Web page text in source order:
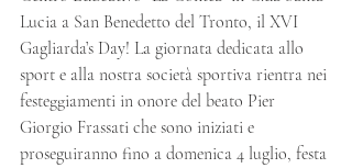
Lucia a San Benedetto del Tronto, il XVI
Gagliarda’s Day! La giornata dedicata allo
sport e alla nostra società sportiva rientra nei
festeggiamenti in onore del beato Pier
Giorgio Frassati che sono iniziati e
proseguiranno fino a domenica 4 luglio, festa